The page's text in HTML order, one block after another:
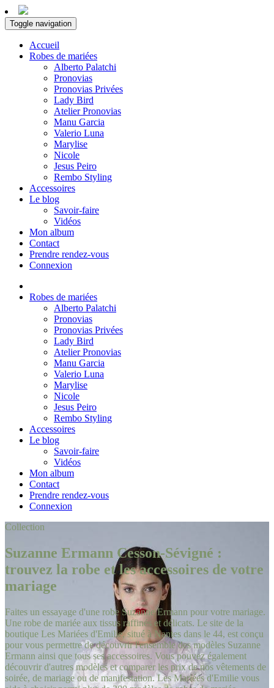
Toggle navigation
Accueil
Robes de mariées
Alberto Palatchi
Pronovias
Pronovias Privées
Lady Bird
Atelier Pronovias
Manu Garcia
Valerio Luna
Marylise
Nicole
Jesus Peiro
Rembo Styling
Accessoires
Le blog
Savoir-faire
Vidéos
Mon album
Contact
Prendre rendez-vous
Connexion
Robes de mariées
Alberto Palatchi
Pronovias
Pronovias Privées
Lady Bird
Atelier Pronovias
Manu Garcia
Valerio Luna
Marylise
Nicole
Jesus Peiro
Rembo Styling
Accessoires
Le blog
Savoir-faire
Vidéos
Mon album
Contact
Prendre rendez-vous
Connexion
Collection
Suzanne Ermann Cesson-Sévigné :
trouvez la robe et les accessoires de votre
mariage
Faites un essayage d'une robe Suzanne Ermann pour votre mariage.
Une robe de mariée aux tissus raffinés et délicats. Le site de la
boutique Les Mariées d'Emilie, situé à Nantes dans le 44, est conçu
pour vous permettre de découvrir l'ensemble des modèles Suzanne
Ermann ainsi que tous ses accessoires. Vous pouvez également
découvrir d'autres modèles et comparer les prix de nos vêtements de
soirée, de mariage ou de manifestation. Les Mariées d'Emilie vous